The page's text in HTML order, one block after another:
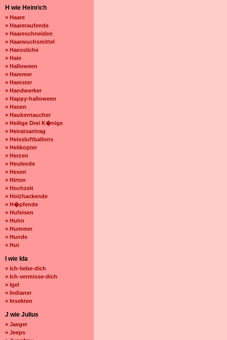
H wie Heinrich
» Haare
» Haareraufende
» Haareschneiden
» Haarwuchsmittel
» Haessliche
» Haie
» Halloween
» Hammer
» Hamster
» Handwerker
» Happy-halloween
» Hasen
» Haubentaucher
» Heilige Drei K�nige
» Heiratsantrag
» Heissluftballons
» Helikopter
» Herzen
» Heulende
» Hexen
» Hirten
» Hochzeit
» Holzhackende
» H�pfende
» Hufeisen
» Huhn
» Hummer
» Hunde
» Hut
I wie Ida
» Ich-liebe-dich
» Ich-vermisse-dich
» Igel
» Indianer
» Insekten
J wie Julius
» Jaeger
» Jeeps